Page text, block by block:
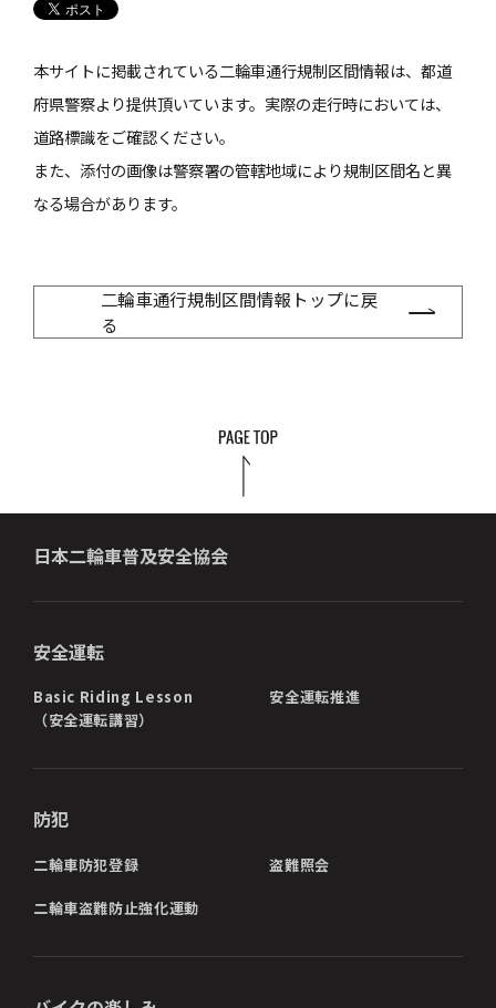
本サイトに掲載されている二輪車通行規制区間情報は、都道
府県警察より提供頂いています。実際の走行時においては、
道路標識をご確認ください。
また、添付の画像は警察署の管轄地域により規制区間名と異
なる場合があります。
二輪車通行規制区間情報トップに戻
る
日本二輪車普及安全協会
安全運転
Basic Riding Lesson
（安全運転講習）
安全運転推進
防犯
二輪車防犯登録 盗難照会
二輪車盗難防止強化運動